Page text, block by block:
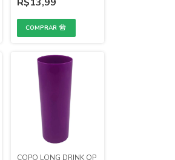
COPO LONG DRINK QP